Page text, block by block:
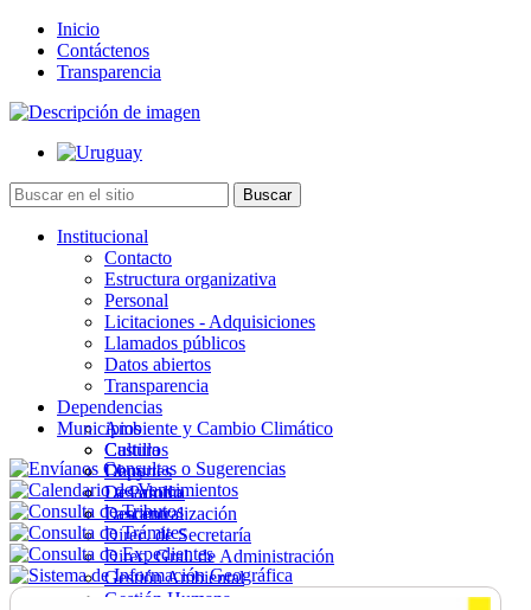
Inicio
Contáctenos
Transparencia
Institucional
Contacto
Estructura organizativa
Personal
Licitaciones - Adquisiciones
Llamados públicos
Datos abiertos
Transparencia
Dependencias
Ambiente y Cambio Climático
Cultura
Deportes
Desarrollo
Descentralización
Direc. de Secretaría
Direc. Gral. de Administración
Gestión Ambiental
Gestión Humana
Municipios
Castillos
Chuy
La Paloma
Lascano